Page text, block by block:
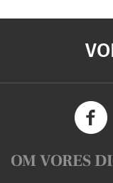
OM VORES